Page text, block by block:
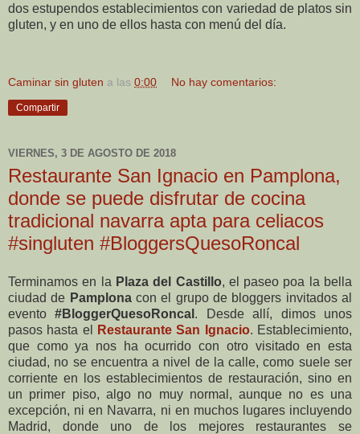
dos estupendos establecimientos con variedad de platos sin
gluten, y en uno de ellos hasta con menú del día.
Caminar sin gluten a las 0:00 No hay comentarios:
Compartir
VIERNES, 3 DE AGOSTO DE 2018
Restaurante San Ignacio en Pamplona,
donde se puede disfrutar de cocina
tradicional navarra apta para celiacos
#singluten #BloggersQuesoRoncal
Terminamos en la Plaza del Castillo, el paseo poa la bella
ciudad de Pamplonacon el grupo de bloggers invitados al
evento#BloggerQuesoRoncal . Desde allí, dimos unos
pasos hasta el
Restaurante San Ignacio. Establecimiento,
que como ya nos ha ocurrido con otro visitado en esta
ciudad, no se encuentra a nivel de la calle, como suele ser
corriente en los establecimientos de restauración, sino en
un primer piso, algo no muy normal, aunque no es una
excepción, ni en Navarra, ni en muchos lugares incluyendo
Madrid, donde uno de los mejores restaurantes se